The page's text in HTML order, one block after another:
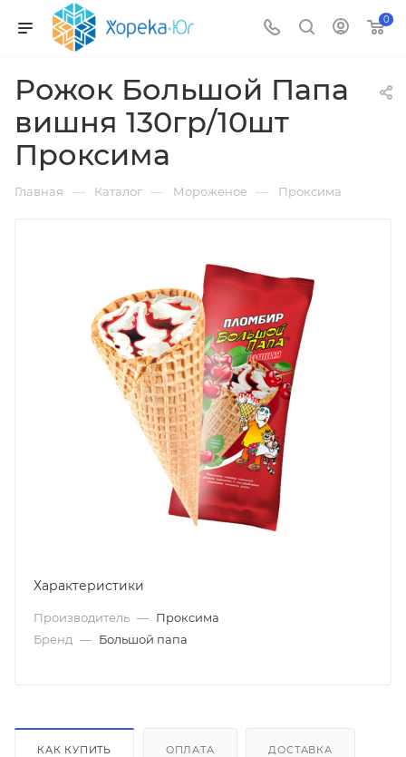
0
Рожок Большой Папа
вишня 130гр/10шт
Проксима
Главная — Каталог — Мороженое — Проксима
Характеристики
Производитель — Проксима
Бренд — Большой папа
КАК КУПИТЬ ОПЛАТА ДОСТАВКА